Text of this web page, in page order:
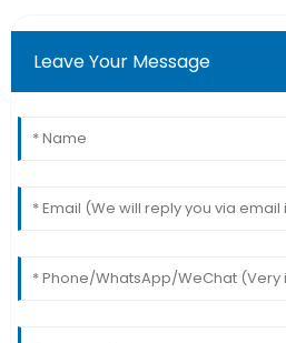
Leave Your Message